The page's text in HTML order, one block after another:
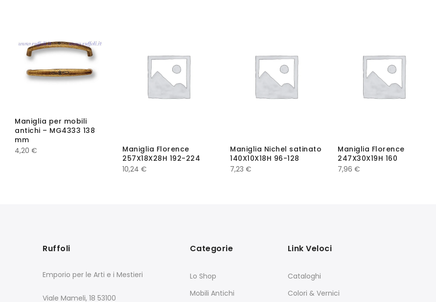
Maniglia per mobili
antichi – MG4333 138
mm
4,20 €
Maniglia Florence
257X18X28H 192-224
10,24 €
Maniglia Nichel satinato
140X10X18H 96-128
7,23 €
Maniglia Florence
247X30X19H 160
7,96 €
Ruffoli
Emporio per le Arti e i Mestieri
Viale Mameli, 18 53100
Categorie
Lo Shop
Mobili Antichi
Link Veloci
Cataloghi
Colori & Vernici